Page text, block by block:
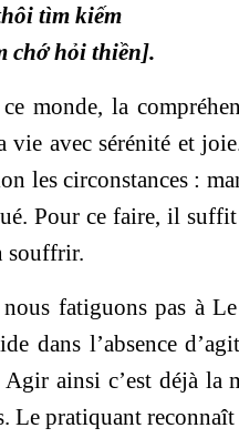
tìm kiếm
hỏi thiền].
monde, la
vie avec sérénité et
les circonstances :
Pour ce faire, il suffit
souffrir.
fatiguons pas à
dans l’absence
Agir ainsi c’est déjà
Le pratiquant